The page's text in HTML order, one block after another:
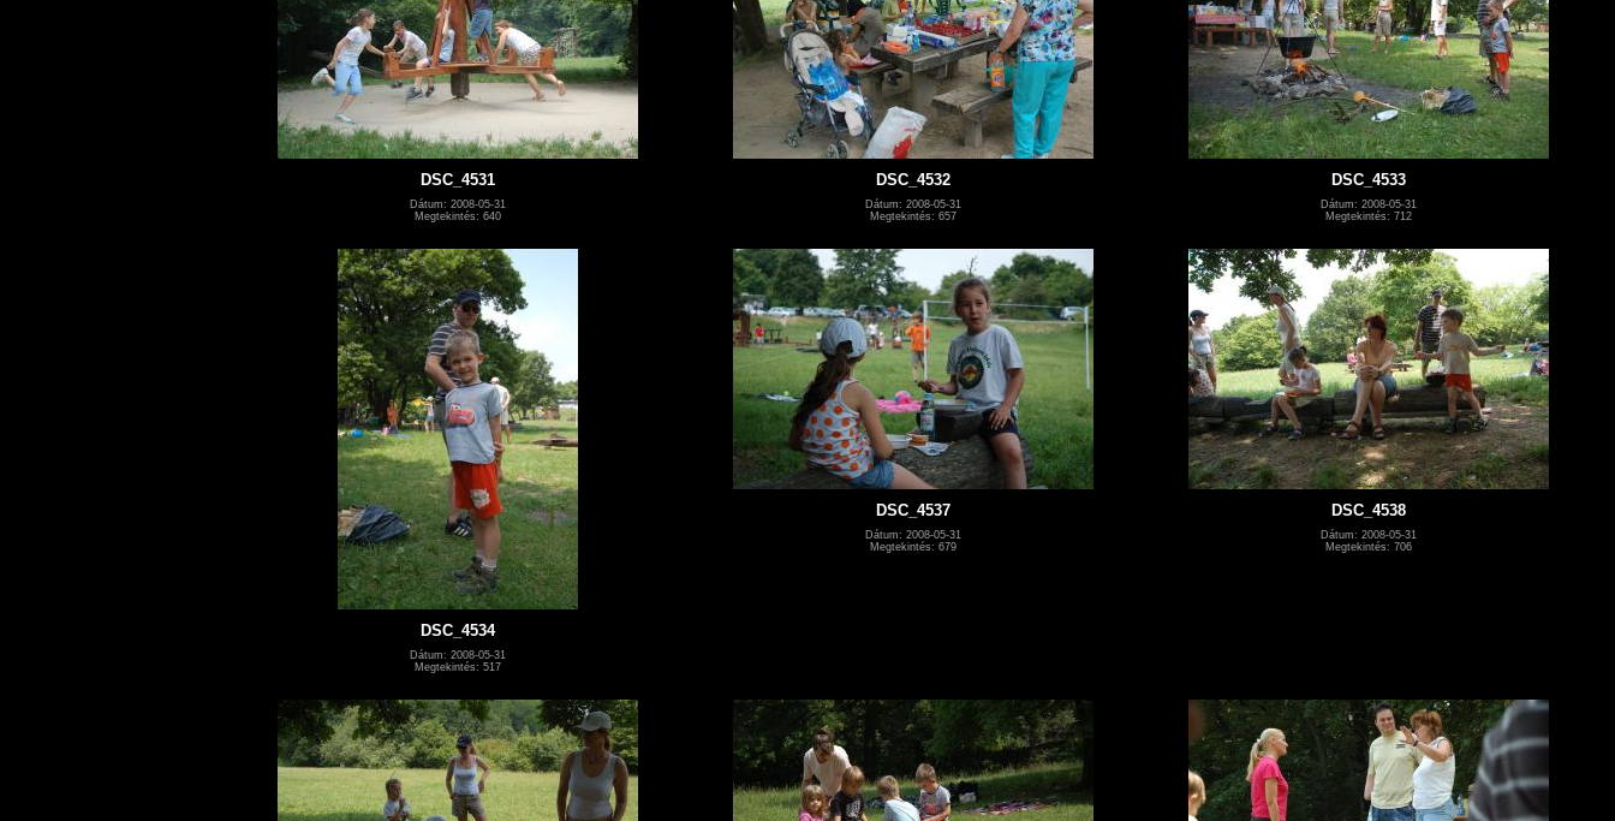
DSC_4531
Dátum: 2008-05-31
Megtekintés: 640
DSC_4532
Dátum: 2008-05-31
Megtekintés: 657
DSC_4533
Dátum: 2008-05-31
Megtekintés: 712
DSC_4534
Dátum: 2008-05-31
Megtekintés: 517
DSC_4537
Dátum: 2008-05-31
Megtekintés: 679
DSC_4538
Dátum: 2008-05-31
Megtekintés: 706